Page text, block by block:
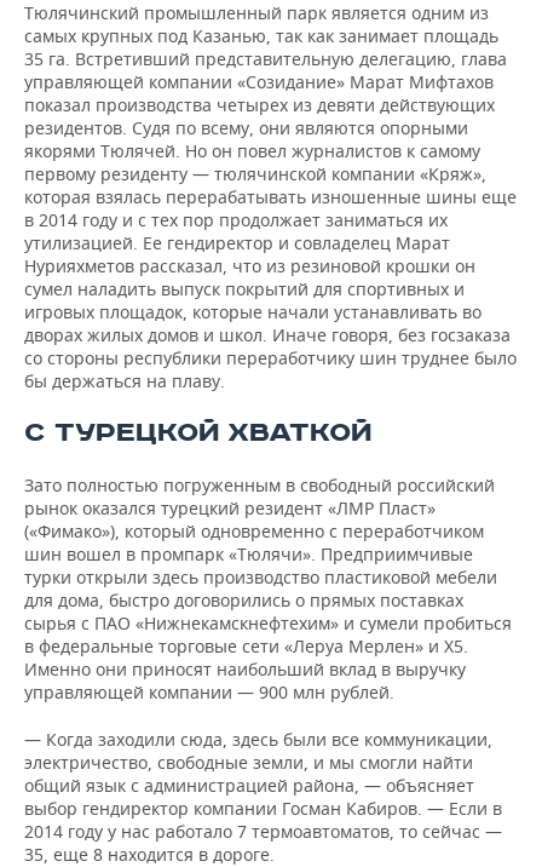
Тюлячинский промышленный парк является одним из
самых крупных под Казанью, так как занимает площадь
35 га. Встретивший представительную делегацию, глава
управляющей компании «Созидание» Марат Мифтахов
показал производства четырех из девяти действующих
резидентов. Судя по всему, они являются опорными
якорями Тюлячей. Но он повел журналистов к самому
первому резиденту — тюлячинской компании «Кряж»,
которая взялась перерабатывать изношенные шины еще
в 2014 году и с тех пор продолжает заниматься их
утилизацией. Ее гендиректор и совладелец Марат
Нурияхметов рассказал, что из резиновой крошки он
сумел наладить выпуск покрытий для спортивных и
игровых площадок, которые начали устанавливать во
дворах жилых домов и школ. Иначе говоря, без госзаказа
со стороны республики переработчику шин труднее было
бы держаться на плаву.
С ТУРЕЦКОЙ ХВАТКОЙ
Зато полностью погруженным в свободный российский
рынок оказался турецкий резидент «ЛМР Пласт»
(«Фимако»), который одновременно с переработчиком
шин вошел в промпарк «Тюлячи». Предприимчивые
турки открыли здесь производство пластиковой мебели
для дома, быстро договорились о прямых поставках
сырья с ПАО «Нижнекамскнефтехим» и сумели пробиться
в федеральные торговые сети «Леруа Мерлен» и X5.
Именно они приносят наибольший вклад в выручку
управляющей компании — 900 млн рублей.
— Когда заходили сюда, здесь были все коммуникации,
электричество, свободные земли, и мы смогли найти
общий язык с администрацией района, — объясняет
выбор гендиректор компании Госман Кабиров. — Если в
2014 году у нас работало 7 термоавтоматов, то сейчас —
35, еще 8 находится в дороге.